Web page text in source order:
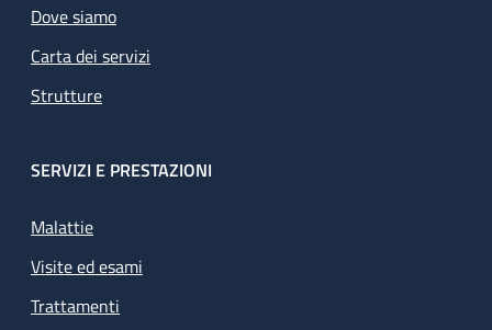
Dove siamo
Carta dei servizi
Strutture
SERVIZI E PRESTAZIONI
Malattie
Visite ed esami
Trattamenti